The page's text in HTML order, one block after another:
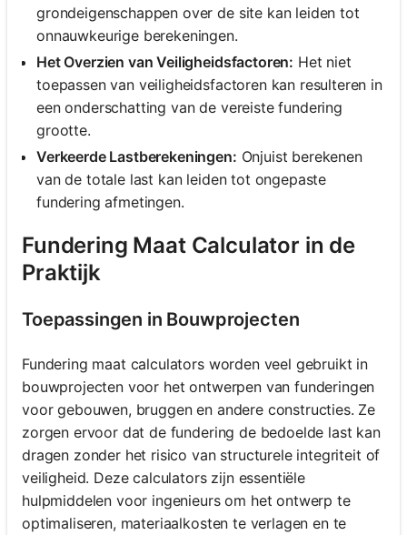
grondeigenschappen over de site kan leiden tot
onnauwkeurige berekeningen.
Het Overzien van Veiligheidsfactoren: Het niet
toepassen van veiligheidsfactoren kan resulteren in
een onderschatting van de vereiste fundering
grootte.
Verkeerde Lastberekeningen: Onjuist berekenen
van de totale last kan leiden tot ongepaste
fundering afmetingen.
Fundering Maat Calculator in de
Praktijk
Toepassingen in Bouwprojecten
Fundering maat calculators worden veel gebruikt in
bouwprojecten voor het ontwerpen van funderingen
voor gebouwen, bruggen en andere constructies. Ze
zorgen ervoor dat de fundering de bedoelde last kan
dragen zonder het risico van structurele integriteit of
veiligheid. Deze calculators zijn essentiële
hulpmiddelen voor ingenieurs om het ontwerp te
optimaliseren, materiaalkosten te verlagen en te